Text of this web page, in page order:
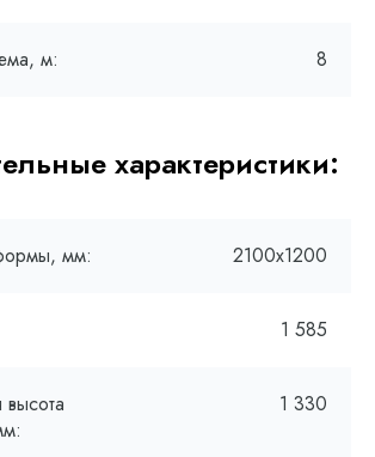
м: 8
характеристики:
мм: 2100х1200
1 585
1 330